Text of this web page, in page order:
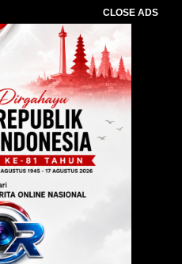
CLOSE ADS